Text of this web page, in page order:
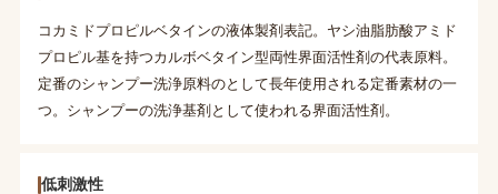
コカミドプロピルベタインの液体製剤表記。ヤシ油脂肪酸アミド
プロピル基を持つカルボベタイン型両性界面活性剤の代表原料。
定番のシャンプー洗浄原料のとして長年使用される定番素材の一
つ。シャンプーの洗浄基剤として使われる界面活性剤。
低刺激性